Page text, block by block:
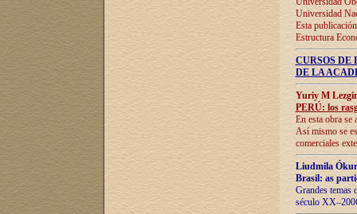
Universidad
Esta
Estructura
CURSOS
DE LA
Yuriy M
PERÚ: los
En esta obra se
Así mismo se
comerciales
Liudmila
Brasil: as
Grandes temas
século